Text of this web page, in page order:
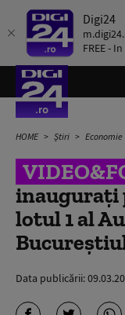
Digi24
FREE -
HOME Știri Economie
lotul 1 al
Data publicării: